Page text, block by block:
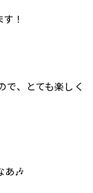
！
で、とても楽しく
あ🎶